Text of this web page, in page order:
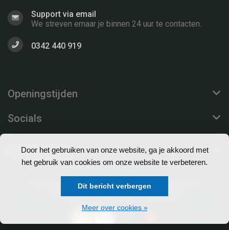
Door het gebruiken van onze website, ga je akkoord met
het gebruik van cookies om onze website te verbeteren.
Dit bericht verbergen
Meer over cookies »
Support via email
We streven ernaar je binnen 24 uur te contacten.
0342 440 919
Openingstijden
Socials
Klantenservice
© Copyright 2026 EuroProfs Webshop - Theme by
Frontlabel - Powered by Lightspeed